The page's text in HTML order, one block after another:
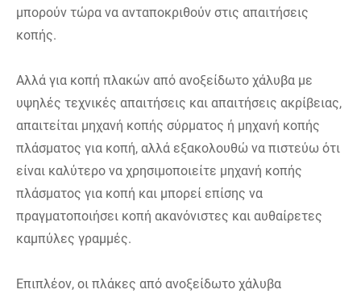
μπορούν τώρα να ανταποκριθούν στις απαιτήσεις
κοπής.
Αλλά για κοπή πλακών από ανοξείδωτο χάλυβα με
υψηλές τεχνικές απαιτήσεις και απαιτήσεις ακρίβειας,
απαιτείται μηχανή κοπής σύρματος ή μηχανή κοπής
πλάσματος για κοπή, αλλά εξακολουθώ να πιστεύω ότι
είναι καλύτερο να χρησιμοποιείτε μηχανή κοπής
πλάσματος για κοπή και μπορεί επίσης να
πραγματοποιήσει κοπή ακανόνιστες και αυθαίρετες
καμπύλες γραμμές.
Επιπλέον, οι πλάκες από ανοξείδωτο χάλυβα